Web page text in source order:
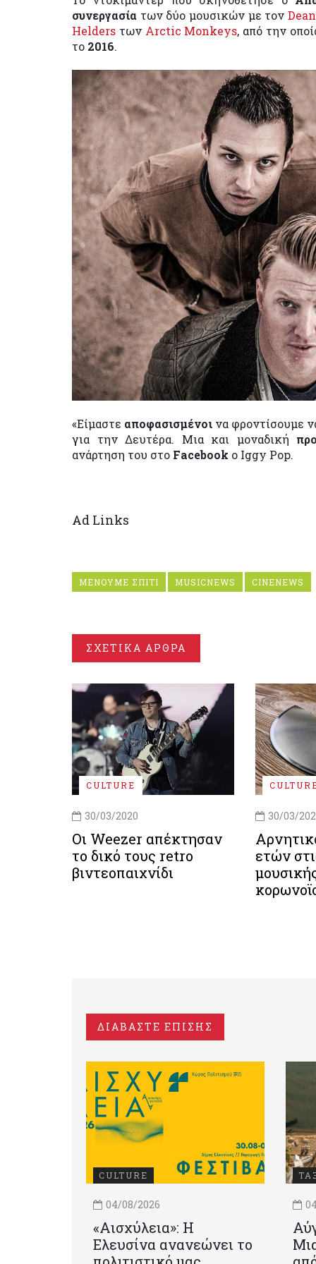
συνεργασία των δύο μουσικών με τον
Helders των Arctic Monkeys, από την
το 2016.
«Είμαστε αποφασισμένοι να φροντίσουμε
για την Δευτέρα. Μια και μοναδική
ανάρτηση του στο Facebook ο Iggy Pop.
Ad Links
ΜΕΝΟΥΜΕ ΣΠΙΤΙ MUSICNEWS CINENEWS
ΣΧΕΤΙΚΑ ΑΡΘΡΑ
CULTURE
30/03/2020
Οι Weezer απέκτησαν
το δικό τους retro
βιντεοπαιχνίδι
30/03/
ετών
ΔΙΑΒΑΣΤΕ ΕΠΙΣΗΣ
CULTURE
04/08/2026
«Αισχύλεια»: Η
Ελευσίνα ανανεώνει το